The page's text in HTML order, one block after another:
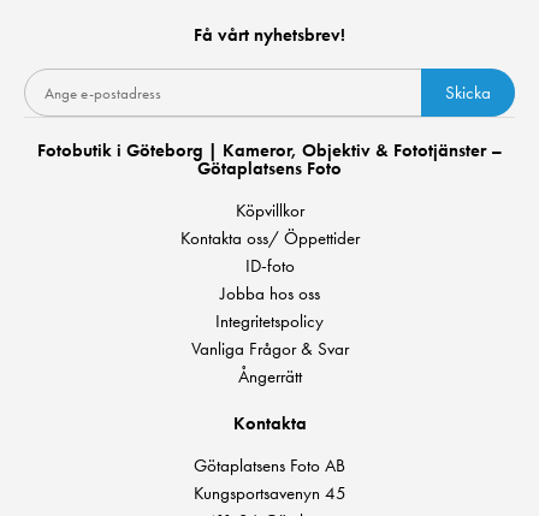
Få vårt nyhetsbrev!
Skicka
Fotobutik i Göteborg | Kameror, Objektiv & Fototjänster –
Götaplatsens Foto
Köpvillkor
Kontakta oss/ Öppettider
ID-foto
Jobba hos oss
Integritetspolicy
Vanliga Frågor & Svar
Ångerrätt
Kontakta
Götaplatsens Foto AB
Kungsportsavenyn 45